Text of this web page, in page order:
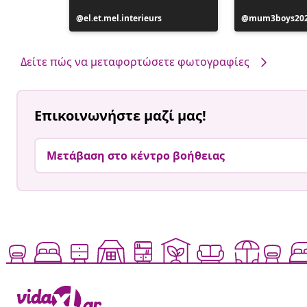
Η
ανάρτηση
el.et.mel.interieurs
Η
ανάρτηση
από
Δείτε πώς να μεταφορτώσετε φωτογραφίες
Επικοινωνήστε μαζί μας!
Μετάβαση στο κέντρο βοήθειας